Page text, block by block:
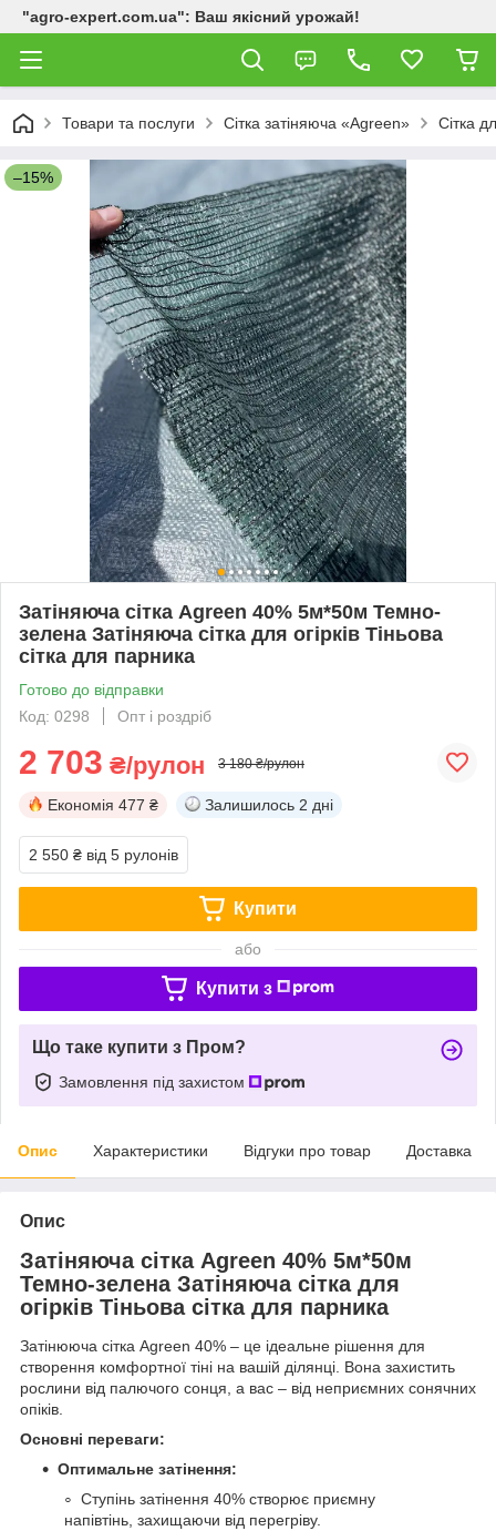
"agro-expert.com.ua": Ваш якісний урожай!
Товари та послуги Сітка затіняюча «Agreen» Сітка
–15%
Затіняюча сітка Agreen 40% 5м*50м Темно-
зелена Затіняюча сітка для огірків Тіньова
сітка для парника
Готово до відправки
Код: 0298
Опт і роздріб
2 703 ₴/рулон 3 180 ₴/рулон
Економія 477 ₴ Залишилось 2 дні
2 550 ₴ від 5 рулонів
Купити
або
Купити з
Що таке купити з Пром?
Замовлення під захистом
Опис Характеристики Відгуки про товар Доставка
Опис
Затіняюча сітка Agreen 40% 5м*50м
Темно-зелена Затіняюча сітка для
огірків Тіньова сітка для парника
Затінююча сітка Agreen 40% – це ідеальне рішення для
створення комфортної тіні на вашій ділянці. Вона захистить
рослини від палючого сонця, а вас – від неприємних сонячних
опіків.
Основні переваги:
Оптимальне затінення:
Ступінь затінення 40% створює приємну
напівтінь, захищаючи від перегріву.